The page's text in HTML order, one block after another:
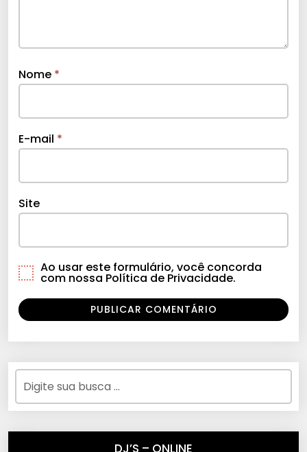
Nome *
E-mail *
Site
Ao usar este formulário, você concorda
com nossa Política de Privacidade.
DJ’S – ONLINE